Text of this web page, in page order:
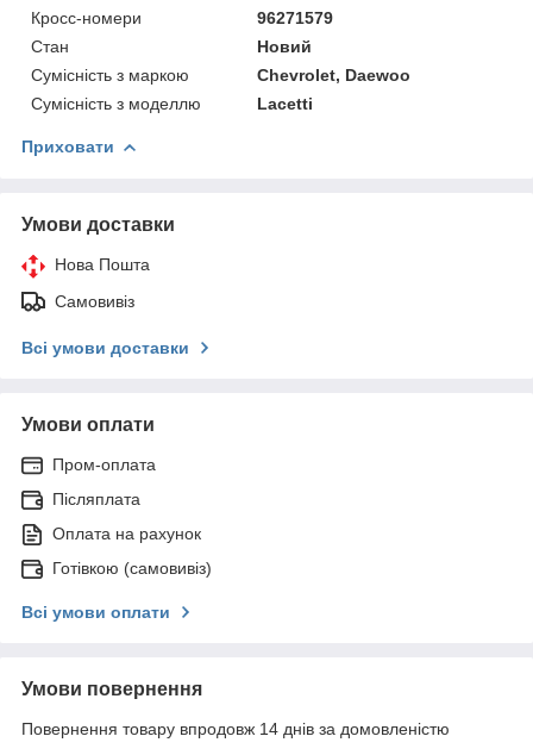
Кросс-номери
96271579
Стан
Новий
Сумісність з маркою
Chevrolet, Daewoo
Сумісність з моделлю
Lacetti
Приховати
Умови доставки
Нова Пошта
Самовивіз
Всі умови доставки
Умови оплати
Пром-оплата
Післяплата
Оплата на рахунок
Готівкою (самовивіз)
Всі умови оплати
Умови повернення
Повернення товару впродовж 14 днів за домовленістю